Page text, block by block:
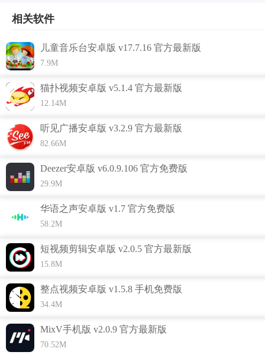
闹钟铃声功能介绍
1、每天都有准时的闹钟叫醒，让您出门不用慌张，学习、工
作更准时；
2、用户可以根据自己的工作、学习内容，设定每天需要早起
相关软件
儿童音乐台安卓版 v17.7.16 官方最新版
7.9M
猫扑视频安卓版 v5.1.4 官方最新版
12.14M
听见广播安卓版 v3.2.9 官方最新版
82.66M
Deezer安卓版 v6.0.9.106 官方免费版
29.9M
华语之声安卓版 v1.7 官方免费版
58.2M
短视频剪辑安卓版 v2.0.5 官方最新版
15.8M
整点视频安卓版 v1.5.8 手机免费版
34.4M
MixV手机版 v2.0.9 官方最新版
70.52M